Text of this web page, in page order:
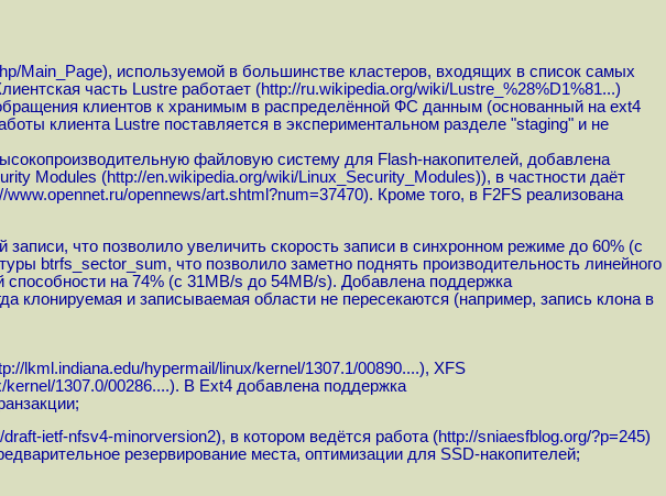
Main_Page), используемой в большинстве кластеров, входящих в список самых
часть Lustre работает (http://ru.wikipedia.org/wiki/Lustre_%28%D1%81...)
клиентов к хранимым в распределённой ФС данным (основанный на ext4
клиента Lustre поставляется в экспериментальном разделе "staging" и не
файловую систему для Flash-накопителей, добавлена
Modules (http://en.wikipedia.org/wiki/Linux_Security_Modules)), в частности даёт
www.opennet.ru/opennews/art.shtml?num=37470). Кроме того, в F2FS реализована
что позволило увеличить скорость записи в синхронном режиме до 60% (с
btrfs_sector_sum, что позволило заметно поднять производительность линейного
способности на 74% (с 31MB/s до 54MB/s). Добавлена поддержка
клонируемая и записываемая области не пересекаются (например, запись клона в
lkml.indiana.edu/hypermail/linux/kernel/1307.1/00890....), XFS
1307.0/00286....). В Ext4 добавлена поддержка
ietf-nfsv4-minorversion2), в котором ведётся работа (http://sniaesfblog.org/?p=245)
резервирование места, оптимизации для SSD-накопителей;